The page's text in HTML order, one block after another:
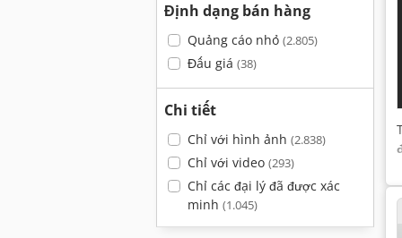
Định dạng bán hàng
Quảng cáo nhỏ (2.805)
Đấu giá (38)
Chi tiết
Chỉ với hình ảnh (2.838)
Chỉ với video (293)
Chỉ các đại lý đã được xác
minh (1.045)